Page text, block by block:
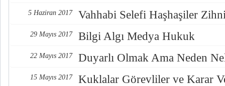
5 Haziran 2017 Vahhabi Selefi Haşhaşiler
29 Mayıs 2017 Bilgi Algı Medya Hukuk
22 Mayıs 2017 Duyarlı Olmak Ama Neden
15 Mayıs 2017 Kuklalar Görevliler ve Karar